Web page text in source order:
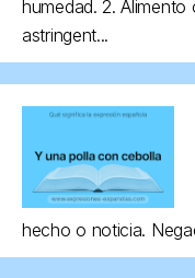
humedad. 2.
astringent...
hecho o noticia.